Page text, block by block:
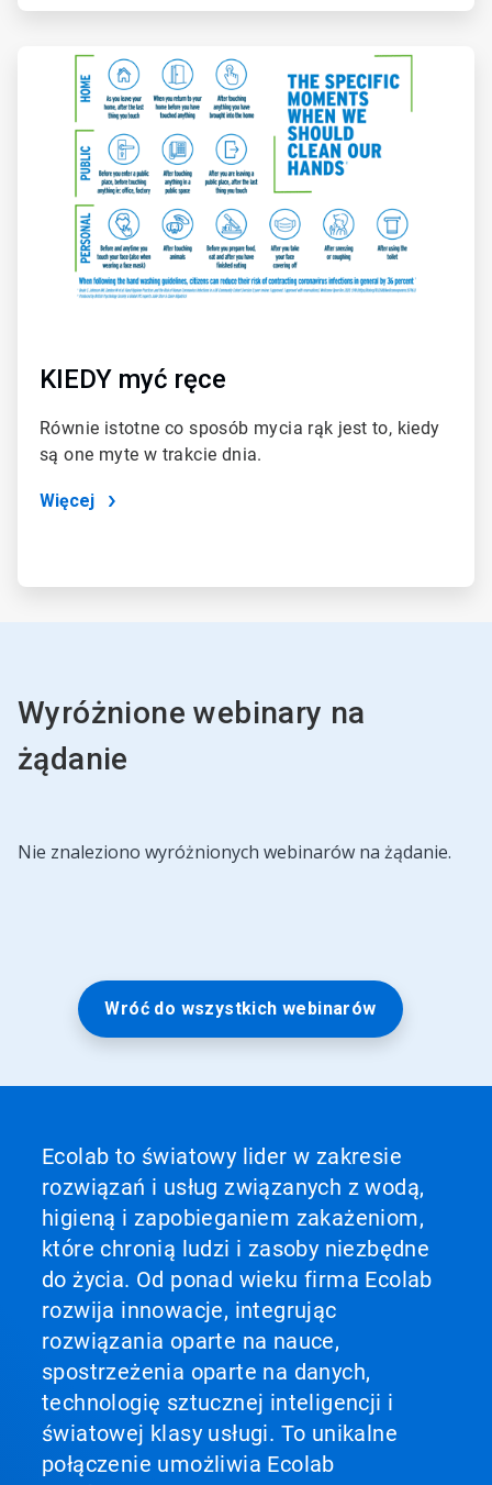
ArticleTile
KIEDY myć ręce
Równie istotne co sposób mycia rąk jest to, kiedy
są one myte w trakcie dnia.
Więcej
Wyróżnione webinary na
żądanie
Nie znaleziono wyróżnionych webinarów na żądanie.
Wróć do wszystkich webinarów
Ecolab to światowy lider w zakresie
rozwiązań i usług związanych z wodą,
higieną i zapobieganiem zakażeniom,
które chronią ludzi i zasoby niezbędne
do życia. Od ponad wieku firma Ecolab
rozwija innowacje, integrując
rozwiązania oparte na nauce,
spostrzeżenia oparte na danych,
technologię sztucznej inteligencji i
światowej klasy usługi. To unikalne
połączenie umożliwia Ecolab